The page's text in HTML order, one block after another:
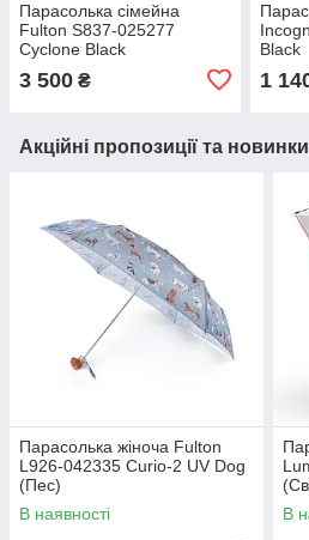
Парасолька сімейна
Fulton S837-025277
Cyclone Black
3 500 ₴
Black
1
Акційні пропозиції та новинки
Парасолька жіноча Fulton
L926-042335 Curio-2 UV Dog
(Пес)
В наявності
В